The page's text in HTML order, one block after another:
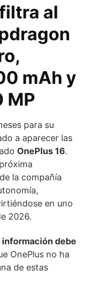
al
mAh y
MP
para su
a aparecer las
OnePlus 16.
la compañía
en uno
2026.
información debe
OnePlus no ha
de estas